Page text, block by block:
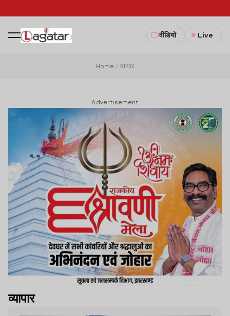
वीडियो Live
Home व्यापार
Advertisement
व्यापार